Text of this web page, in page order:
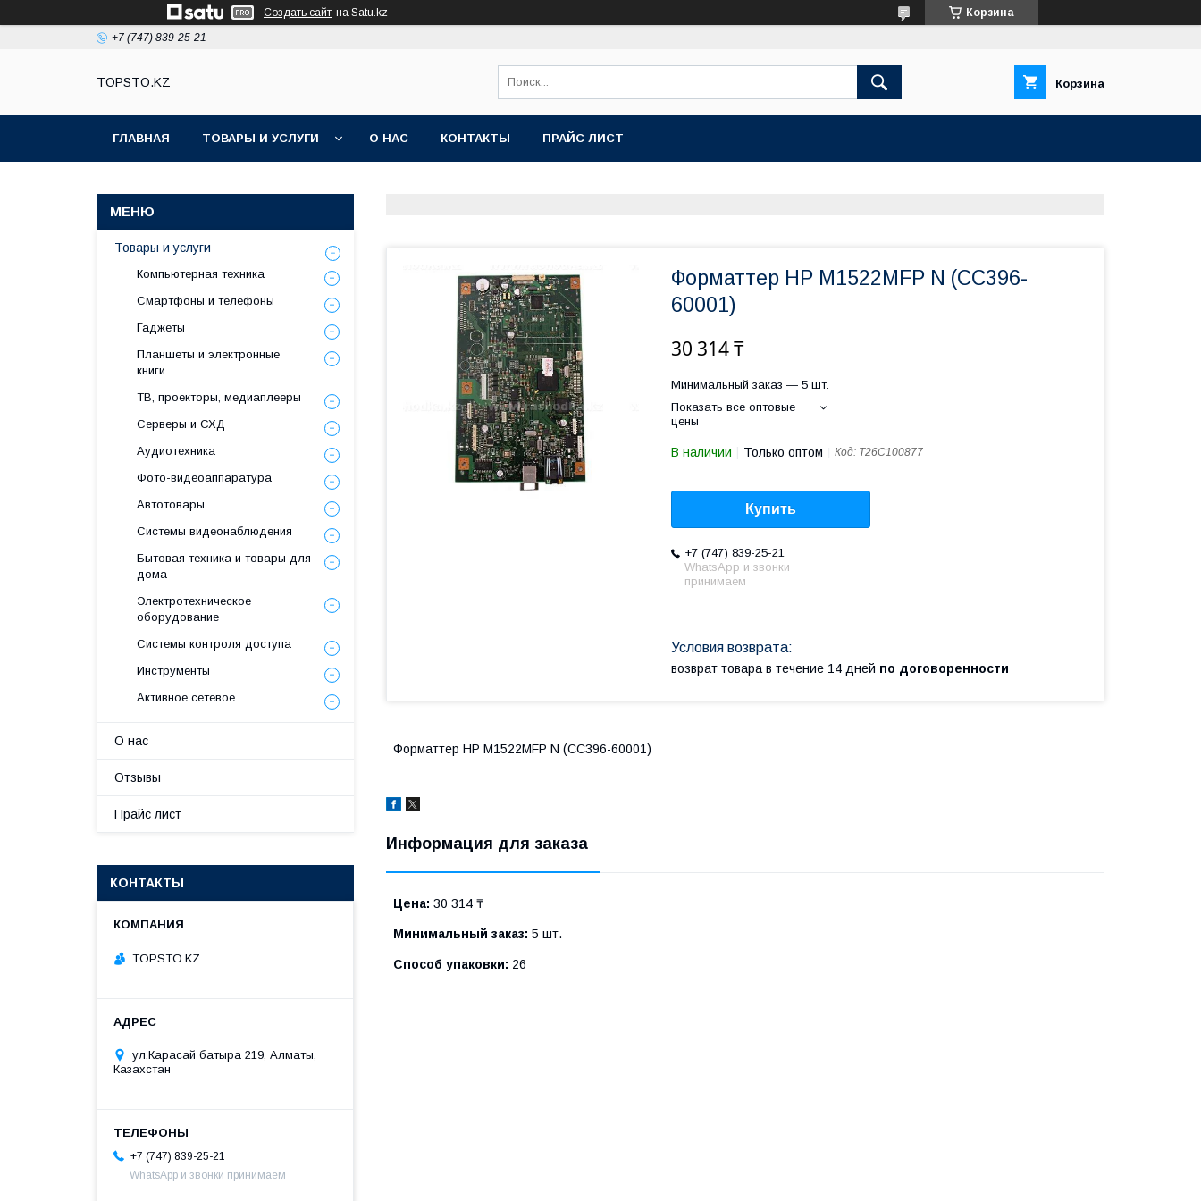
Создать сайт на Satu.kz Корзина
+7 (747) 839-25-21
TOPSTO.KZ Корзина
ГЛАВНАЯ ТОВАРЫ И УСЛУГИ О НАС КОНТАКТЫ ПРАЙС ЛИСТ
Форматтер HP M1522MFP N (CC396-
60001)
30 314 ₸
Минимальный заказ — 5 шт.
Показать все оптовые
цены
В наличии Только оптом Код: T26C100877
Купить
+7 (747) 839-25-21
WhatsApp и звонки
принимаем
возврат товара в течение 14 дней по договоренности
Форматтер HP M1522MFP N (CC396-60001)
Информация для заказа
Цена: 30 314 ₸
Минимальный заказ: 5 шт.
Способ упаковки: 26
Товары и услуги
Компьютерная техника
Смартфоны и телефоны
Гаджеты
Планшеты и электронные
книги
ТВ, проекторы, медиаплееры
Серверы и СХД
Аудиотехника
Фото-видеоаппаратура
Автотовары
Системы видеонаблюдения
Бытовая техника и товары для
дома
Электротехническое
оборудование
Системы контроля доступа
Инструменты
Активное сетевое
О нас
Отзывы
Прайс лист
КОНТАКТЫ
TOPSTO.KZ
ул.Карасай батыра 219, Алматы,
Казахстан
+7 (747) 839-25-21
WhatsApp и звонки принимаем